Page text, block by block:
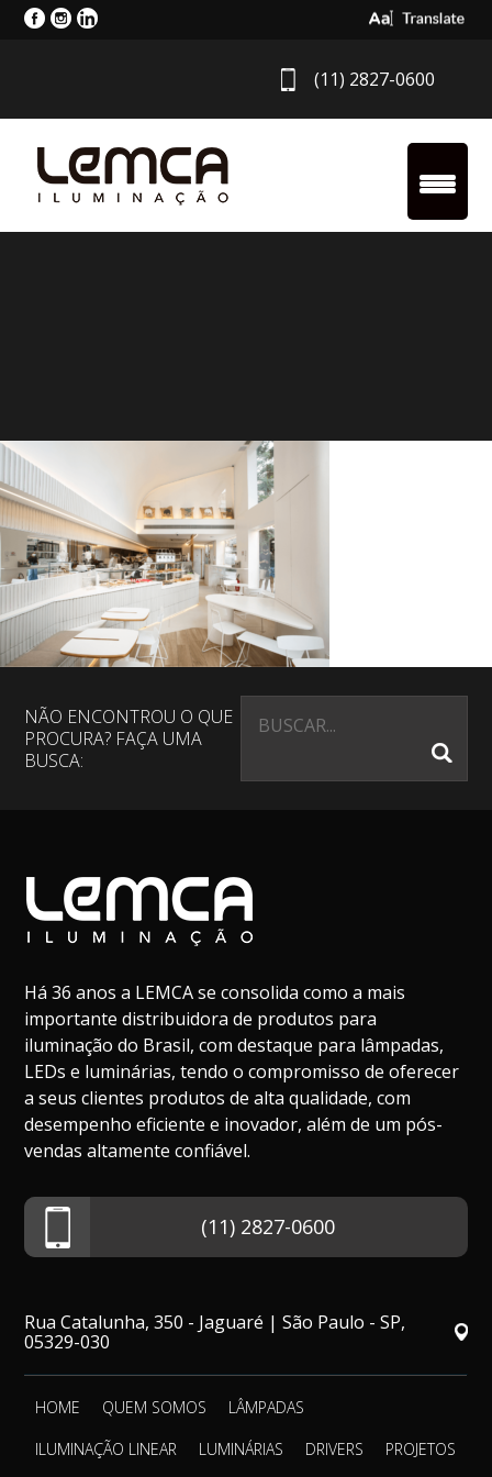
Select
(11) 2827-0600
NÃO ENCONTROU O QUE
PROCURA? FAÇA UMA
BUSCA:
Há 36 anos a LEMCA se consolida como a mais
importante distribuidora de produtos para
iluminação do Brasil, com destaque para lâmpadas,
LEDs e luminárias, tendo o compromisso de oferecer
a seus clientes produtos de alta qualidade, com
desempenho eficiente e inovador, além de um pós-
vendas altamente confiável.
(11) 2827-0600
Rua Catalunha, 350 - Jaguaré | São Paulo - SP,
05329-030
HOME QUEM SOMOS
LÂMPADAS
ILUMINAÇÃO LINEAR
LUMINÁRIAS DRIVERS PROJETOS